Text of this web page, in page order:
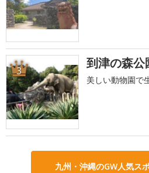
3 到津の森
美しい動物園で
九州・沖縄のGW人気ス